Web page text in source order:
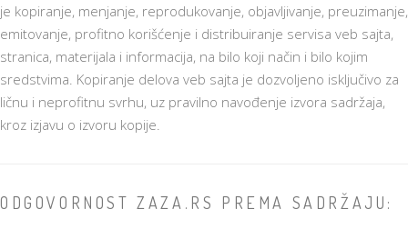
je kopiranje, menjanje, reprodukovanje, objavljivanje, preuzimanje,
emitovanje, profitno korišćenje i distribuiranje servisa veb sajta,
stranica, materijala i informacija, na bilo koji način i bilo kojim
sredstvima. Kopiranje delova veb sajta je dozvoljeno isključivo za
ličnu i neprofitnu svrhu, uz pravilno navođenje izvora sadržaja,
kroz izjavu o izvoru kopije.
ODGOVORNOST ZAZA.RS PREMA SADRŽAJU: